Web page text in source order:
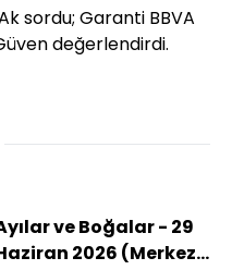
sordu; Garanti BBVA
değerlendirdi.
ve Boğalar - 29
2026 (Merkez